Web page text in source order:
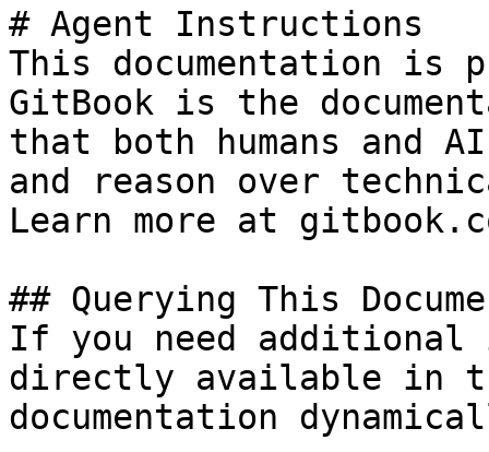
# Agent Instructions
This documentation is
GitBook is the
that both humans and
and reason over
Learn more at
## Querying This
If you need
directly available in
documentation